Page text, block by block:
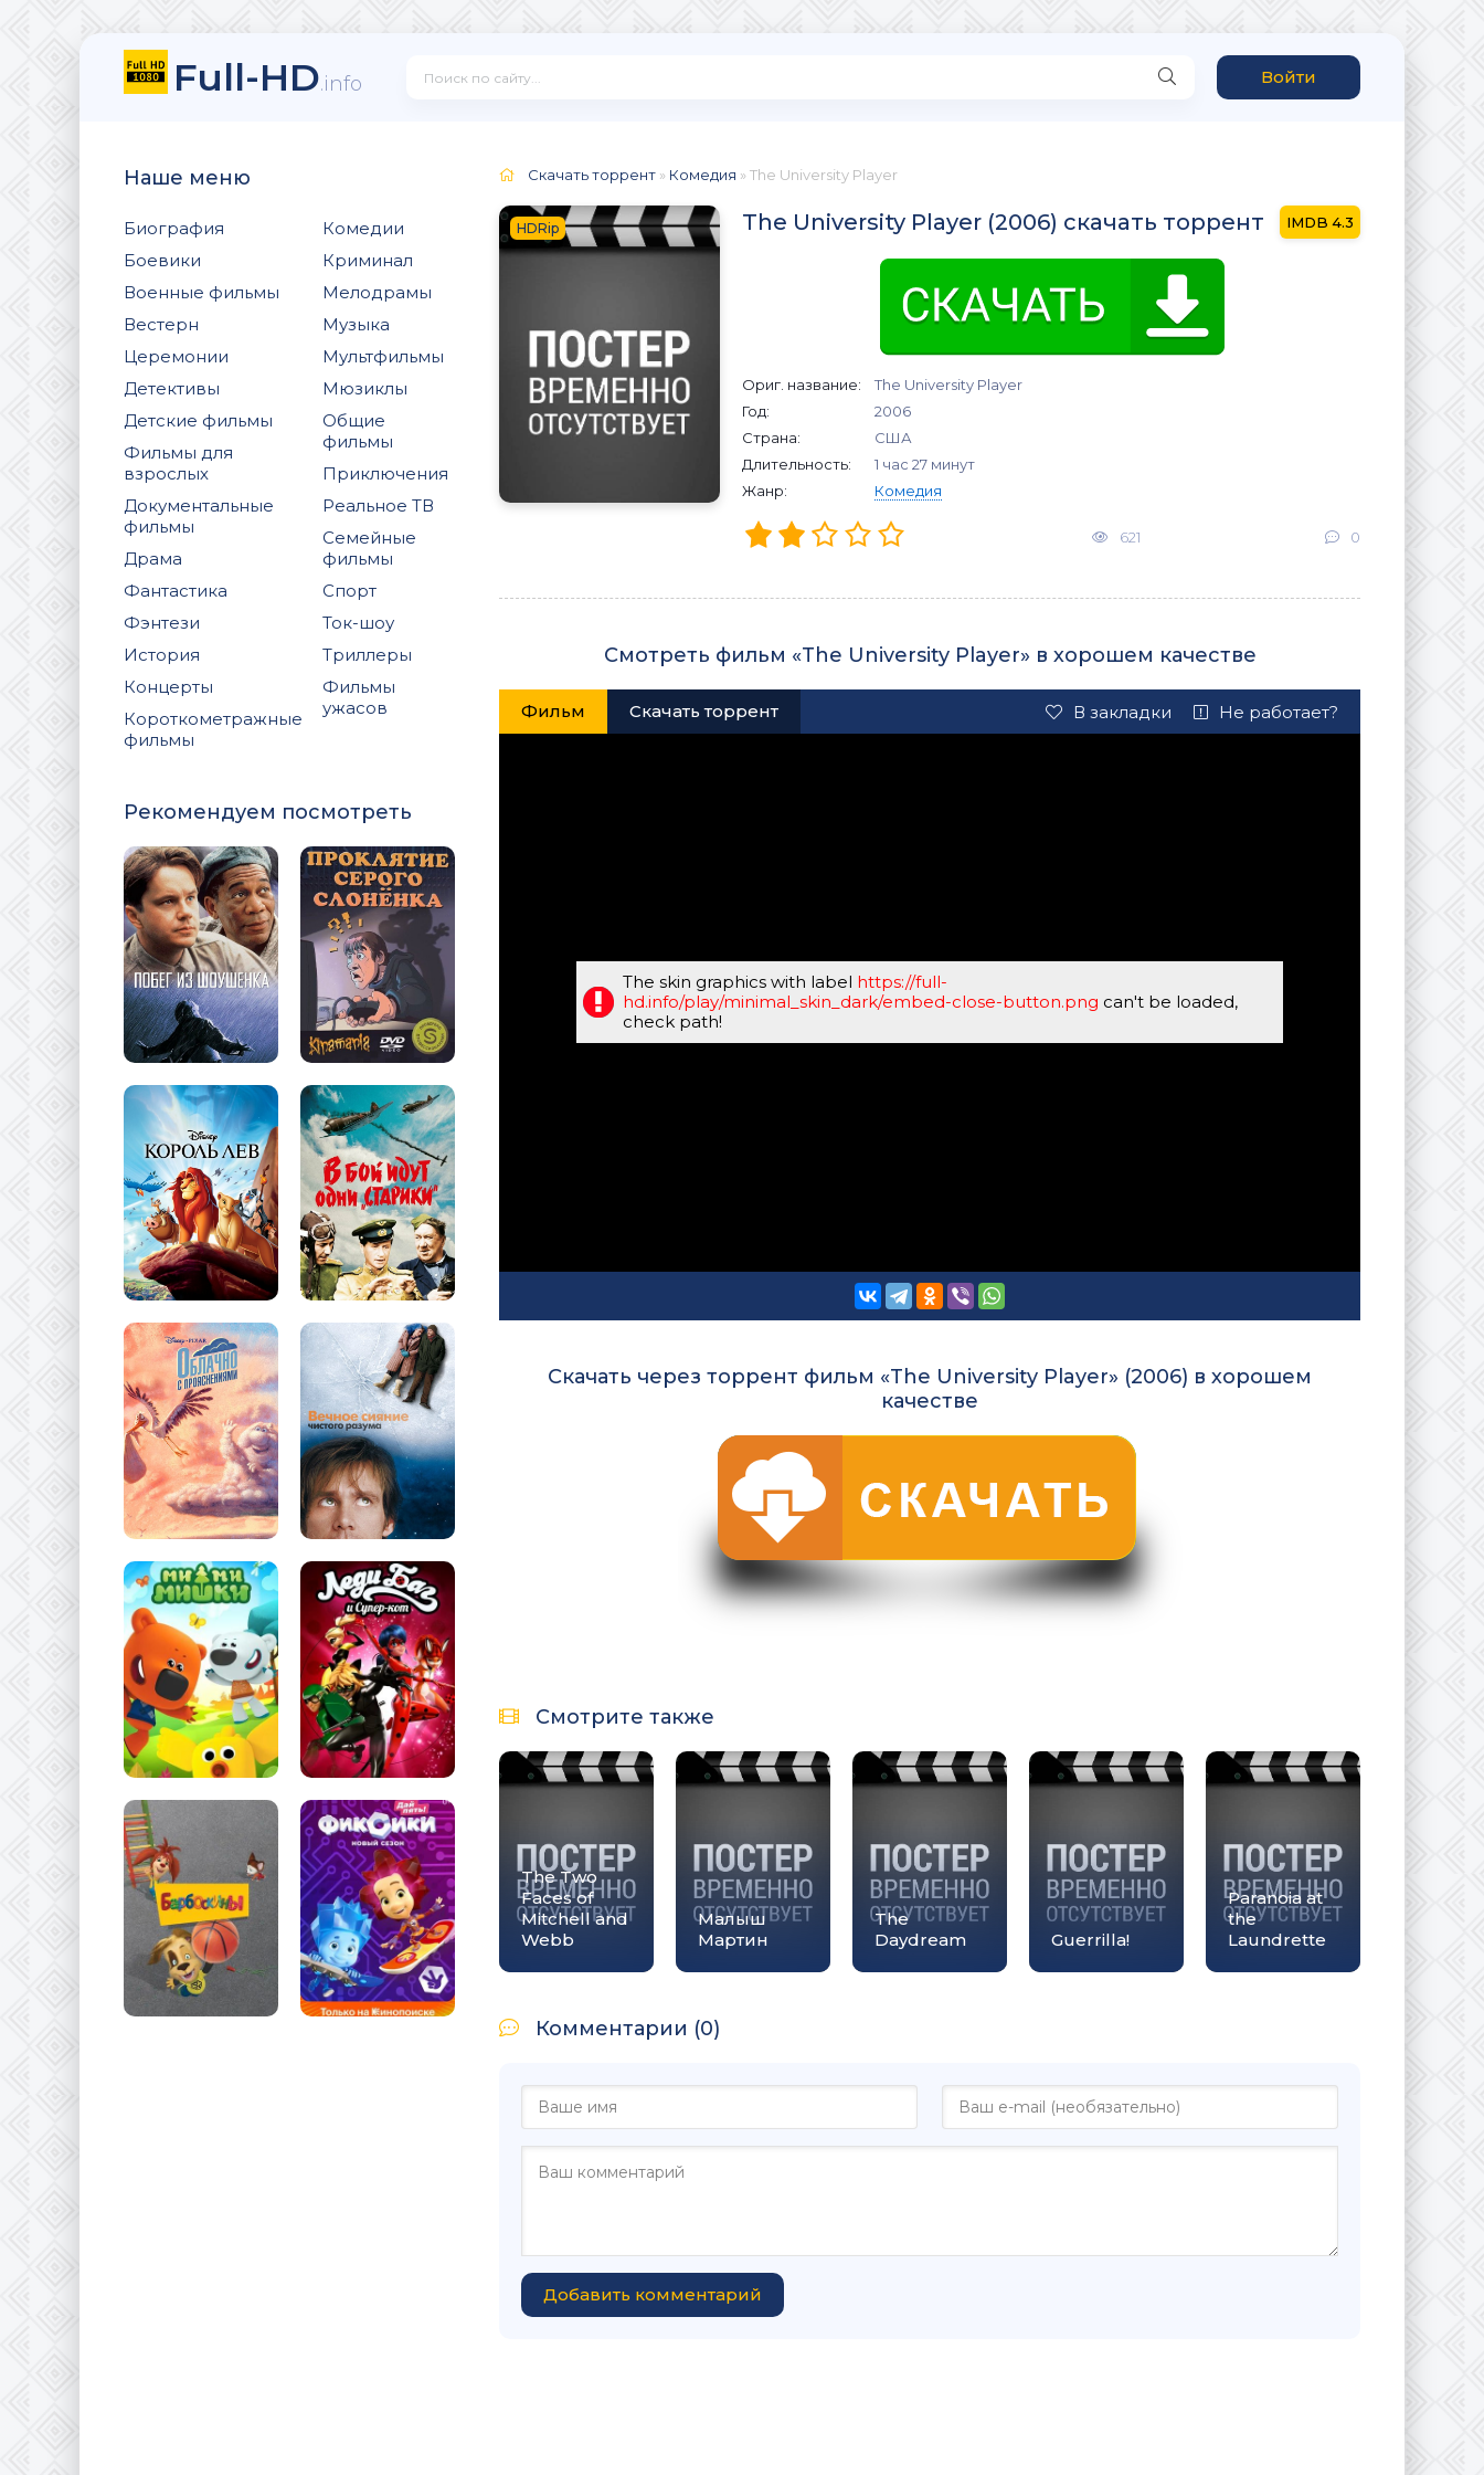
Full-HD.info Войти
Наше меню
Биография
Боевики
Военные фильмы
Вестерн
Церемонии
Детективы
Детские фильмы
Фильмы для
взрослых
Документальные
фильмы
Драма
Фантастика
Фэнтези
История
Концерты
Короткометражные
фильмы
Комедии
Криминал
Мелодрамы
Музыка
Мультфильмы
Мюзиклы
Общие
фильмы
Приключения
Реальное ТВ
Семейные
фильмы
Спорт
Ток-шоу
Триллеры
Фильмы
ужасов
Рекомендуем посмотреть
Скачать торрент » Комедия » The University Player
HDRip The University Player (2006) скачать торрент 4.3
Ориг. название:
The University Player
Год:
2006
Страна:
США
Длительность:
1 час 27 минут
Жанр:
Комедия
621 0
Смотреть фильм «The University Player» в хорошем качестве
Фильм Скачать торрент В закладки Не работает?
The skin graphics with label https://full-
hd.info/play/minimal_skin_dark/embed-close-button.png can't be loaded,
check path!
Скачать через торрент фильм «The University Player» (2006) в хорошем
качестве
Смотрите также
The Two
Faces of
Mitchell and
Webb
Малыш
Мартин
The
Daydream
Guerrilla!
Paranoia at
the
Laundrette
Комментарии (0)
Добавить комментарий